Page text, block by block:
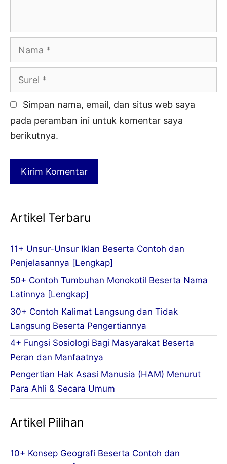
Nama
Surel
Simpan nama, email, dan situs web saya
pada peramban ini untuk komentar saya
berikutnya.
Artikel Terbaru
11+ Unsur-Unsur Iklan Beserta Contoh dan
Penjelasannya [Lengkap]
50+ Contoh Tumbuhan Monokotil Beserta Nama
Latinnya [Lengkap]
30+ Contoh Kalimat Langsung dan Tidak
Langsung Beserta Pengertiannya
4+ Fungsi Sosiologi Bagi Masyarakat Beserta
Peran dan Manfaatnya
Pengertian Hak Asasi Manusia (HAM) Menurut
Para Ahli & Secara Umum
Artikel Pilihan
10+ Konsep Geografi Beserta Contoh dan